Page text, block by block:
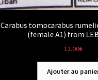
Carabus tomocarabus
(female A1) from
12.00€
Ajouter au